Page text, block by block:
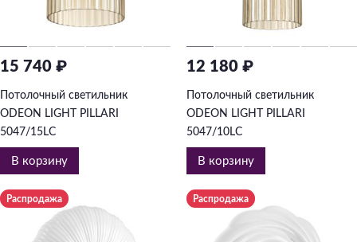
15 740 ₽
Потолочный светильник
ODEON LIGHT PILLARI
5047/15LC
В корзину
12 180 ₽
Потолочный светильник
ODEON LIGHT PILLARI
5047/10LC
В корзину
Распродажа Распродажа